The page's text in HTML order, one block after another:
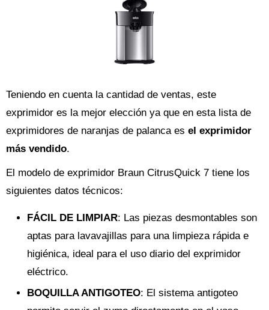
Teniendo en cuenta la cantidad de ventas, este
exprimidor es la mejor elección ya que en esta lista de
exprimidores de naranjas de palanca es el exprimidor
más vendido.
El modelo de exprimidor Braun CitrusQuick 7 tiene los
siguientes datos técnicos:
FÁCIL DE LIMPIAR: Las piezas desmontables son
aptas para lavavajillas para una limpieza rápida e
higiénica, ideal para el uso diario del exprimidor
eléctrico.
BOQUILLA ANTIGOTEO: El sistema antigoteo